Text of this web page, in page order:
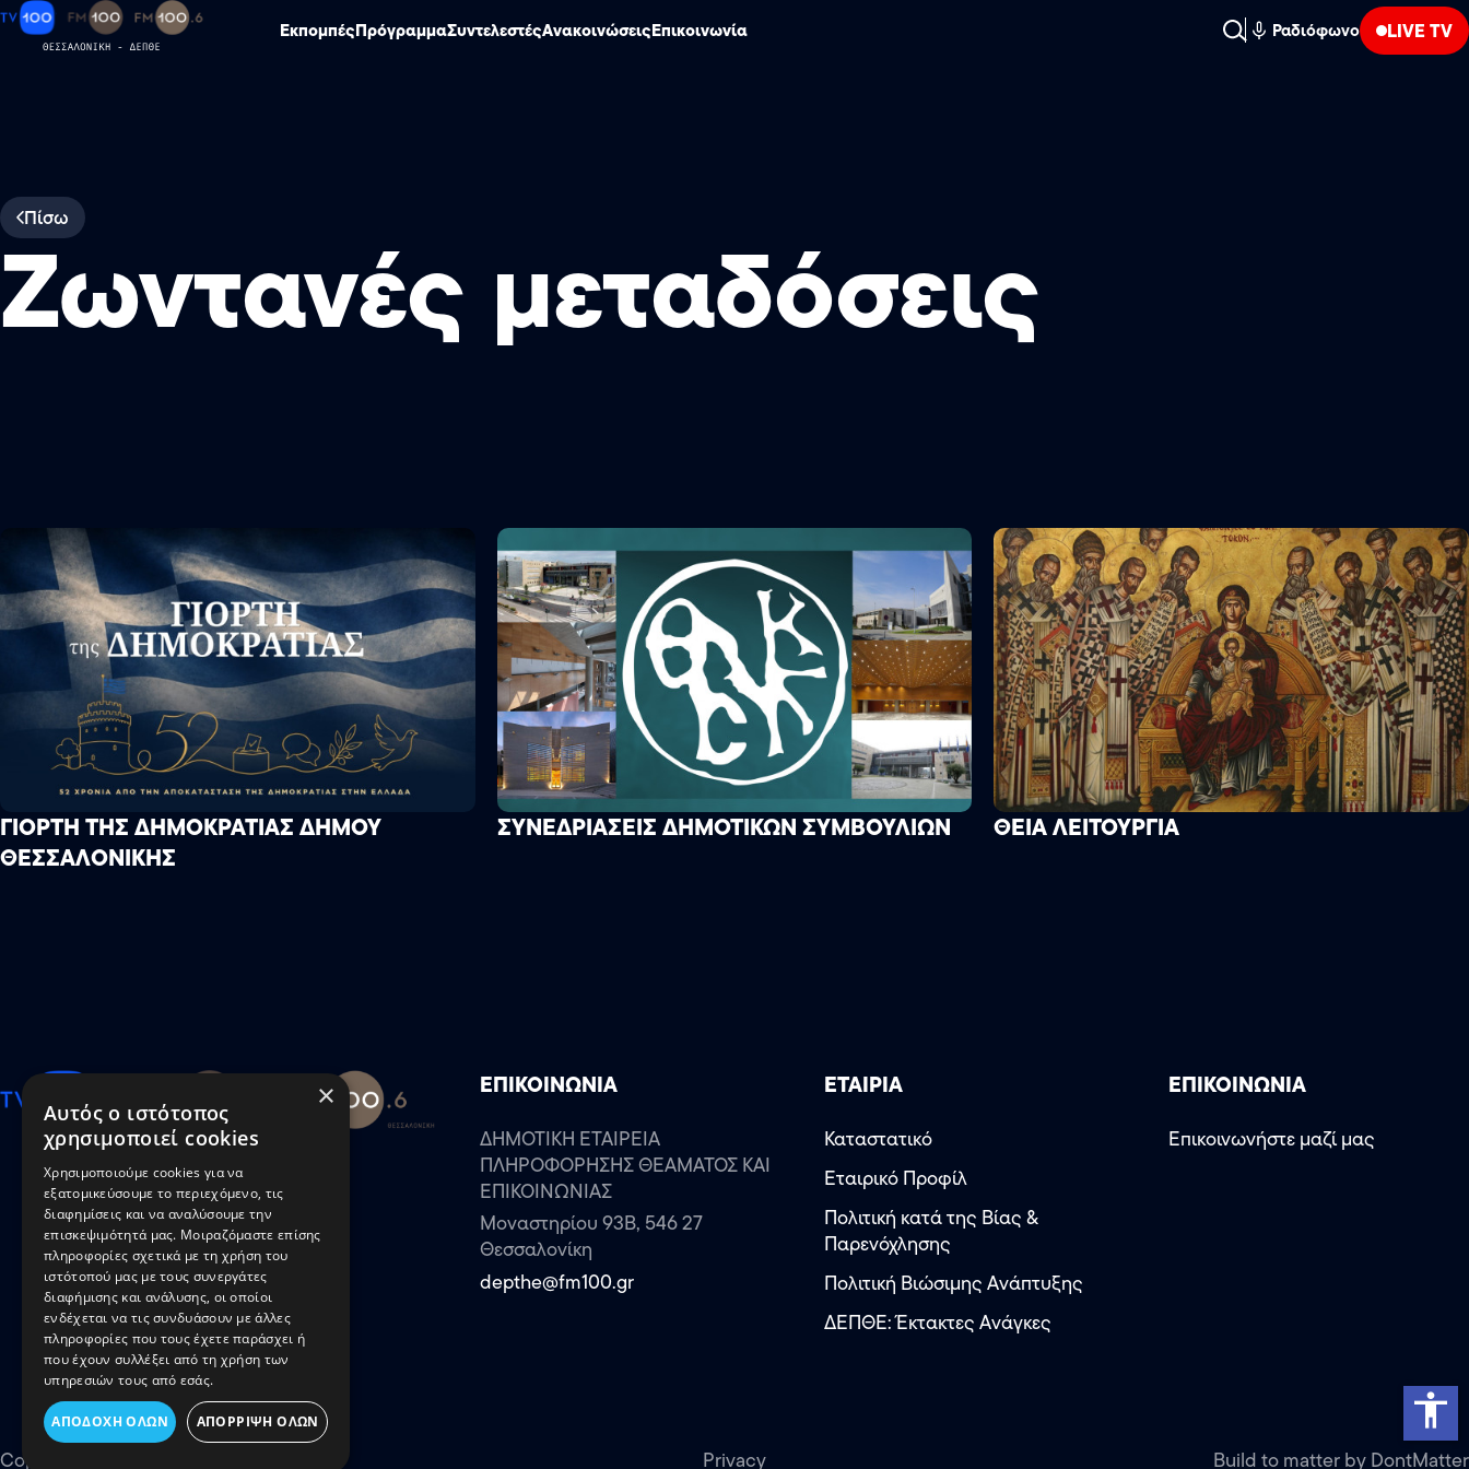
ΕκπομπέςΠρόγραμμαΣυντελεστέςΑνακοινώσειςΕπικοινωνία Ραδιόφωνο LIVE TV
Πίσω
Ζωντανές μεταδόσεις
ΓΙΟΡΤΗ ΤΗΣ ΔΗΜΟΚΡΑΤΙΑΣ ΔΗΜΟΥ
ΘΕΣΣΑΛΟΝΙΚΗΣ
ΣΥΝΕΔΡΙΑΣΕΙΣ ΔΗΜΟΤΙΚΩΝ ΣΥΜΒΟΥΛΙΩΝ ΘΕΙΑ ΛΕΙΤΟΥΡΓΙΑ
ΕΠΙΚΟΙΝΩΝΙΑ
ΔΗΜΟΤΙΚΗ ΕΤΑΙΡΕΙΑ
ΠΛΗΡΟΦΟΡΗΣΗΣ ΘΕΑΜΑΤΟΣ ΚΑΙ
ΕΠΙΚΟΙΝΩΝΙΑΣ
Μοναστηρίου 93Β, 546 27
Θεσσαλονίκη
depthe@fm100.gr
ΕΤΑΙΡΙΑ
Καταστατικό
Εταιρικό Προφίλ
Πολιτική κατά της Βίας &
Παρενόχλησης
Πολιτική Βιώσιμης Ανάπτυξης
ΔΕΠΘΕ: Έκτακτες Ανάγκες
ΕΠΙΚΟΙΝΩΝΙΑ
Επικοινωνήστε μαζί μας
Copyright © ΔΕΠΘΕ 2026 Privacy Build to matter by DontMatter
×
Αυτός ο ιστότοπος
χρησιμοποιεί cookies
Χρησιμοποιούμε cookies για να
εξατομικεύσουμε το περιεχόμενο, τις
διαφημίσεις και να αναλύσουμε την
επισκεψιμότητά μας. Μοιραζόμαστε επίσης
πληροφορίες σχετικά με τη χρήση του
ιστότοπού μας με τους συνεργάτες
διαφήμισης και ανάλυσης, οι οποίοι
ενδέχεται να τις συνδυάσουν με άλλες
πληροφορίες που τους έχετε παράσχει ή
που έχουν συλλέξει από τη χρήση των
υπηρεσιών τους από εσάς.
ΑΠΟΔΟΧΉ ΌΛΩΝ ΑΠΌΡΡΙΨΗ ΌΛΩΝ accessibility